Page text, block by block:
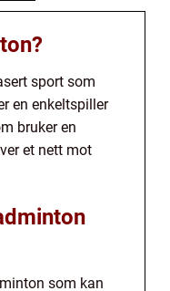
sport som
en enkeltspiller
bruker en
et nett mot
som kan